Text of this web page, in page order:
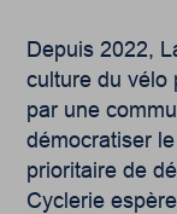
Depuis 2022,
culture du vélo
par une
démocratiser
prioritaire de
Cyclerie